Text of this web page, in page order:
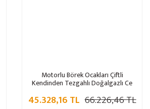
Motorlu Börek Ocakları Çiftli
Kendinden Tezgahlı Doğalgazlı Ce
45.328,16 TL 66.226,46 TL